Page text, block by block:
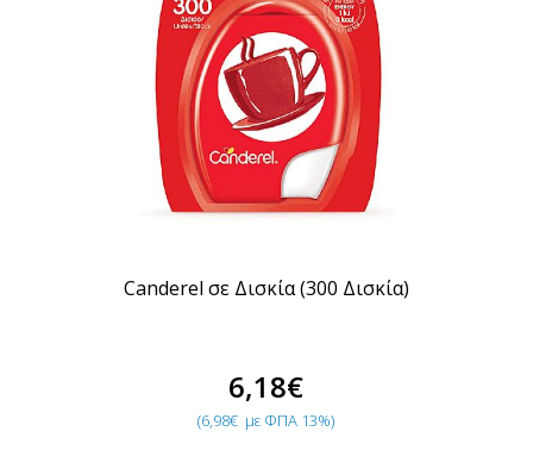
Canderel σε Δισκία (300 Δισκία)
6,18€
(6,98€ με ΦΠΑ 13%)